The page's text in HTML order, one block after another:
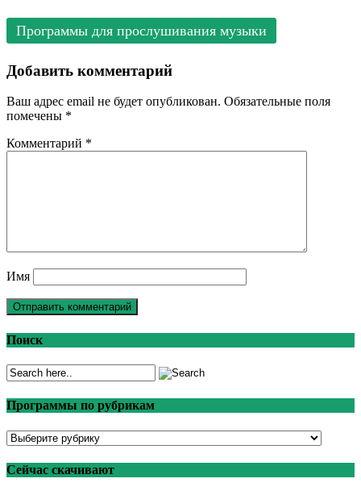
Программы для прослушивания музыки
Добавить комментарий
Ваш адрес email не будет опубликован. Обязательные поля
помечены *
Комментарий *
Имя
Поиск
Программы по рубрикам
Программы
рубрикам
Сейчас скачивают